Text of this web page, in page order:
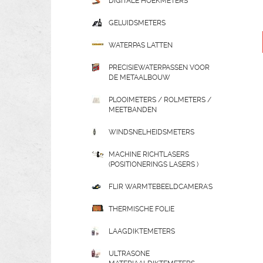
GELUIDSMETERS
WATERPAS LATTEN
PRECISIEWATERPASSEN VOOR
DE METAALBOUW
PLOOIMETERS / ROLMETERS /
MEETBANDEN
WINDSNELHEIDSMETERS
MACHINE RICHTLASERS
(POSITIONERINGS LASERS )
FLIR WARMTEBEELDCAMERA'S
THERMISCHE FOLIE
LAAGDIKTEMETERS
ULTRASONE